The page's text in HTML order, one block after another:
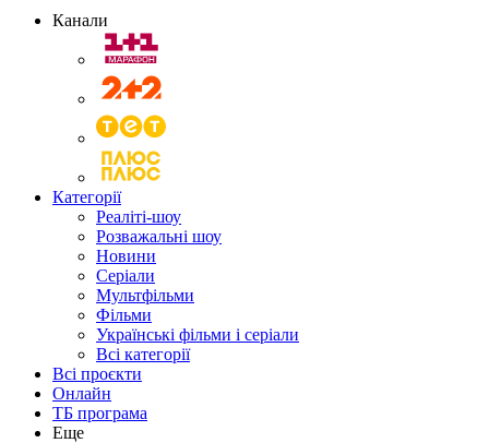
Канали
Категорії
Реаліті-шоу
Розважальні шоу
Новини
Серіали
Мультфільми
Фільми
Українські фільми і серіали
Всі категорії
Всі проєкти
Онлайн
ТБ програма
Еще